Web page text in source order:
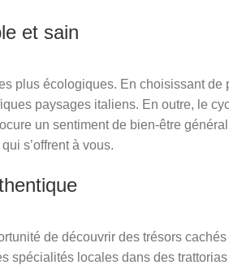
et sain
plus écologiques. En choisissant
paysages italiens. En outre, le
un sentiment de bien-être
s’offrent à vous.
de découvrir des trésors
spécialités locales dans des